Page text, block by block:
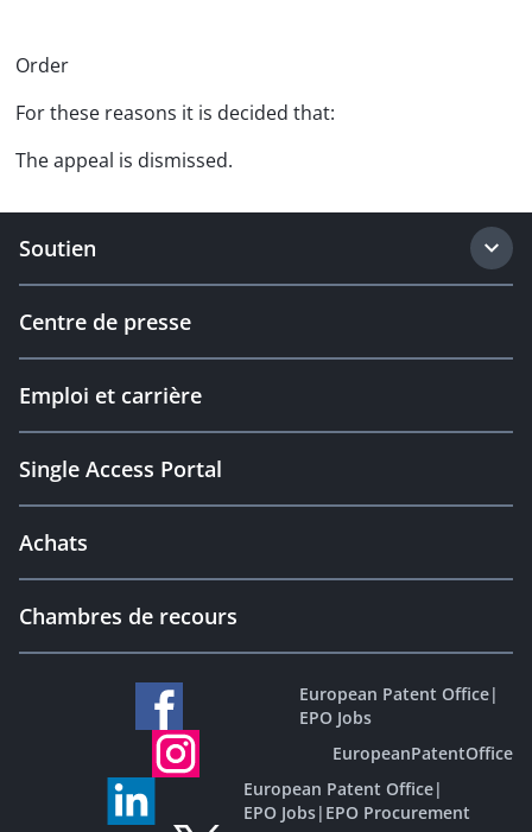
Order
For these reasons it is decided that:
The appeal is dismissed.
Soutien
Centre de presse
Emploi et carrière
Single Access Portal
Achats
Chambres de recours
European Patent Office|
EPO Jobs
EuropeanPatentOffice
European Patent Office|
EPO Jobs| EPO Procurement